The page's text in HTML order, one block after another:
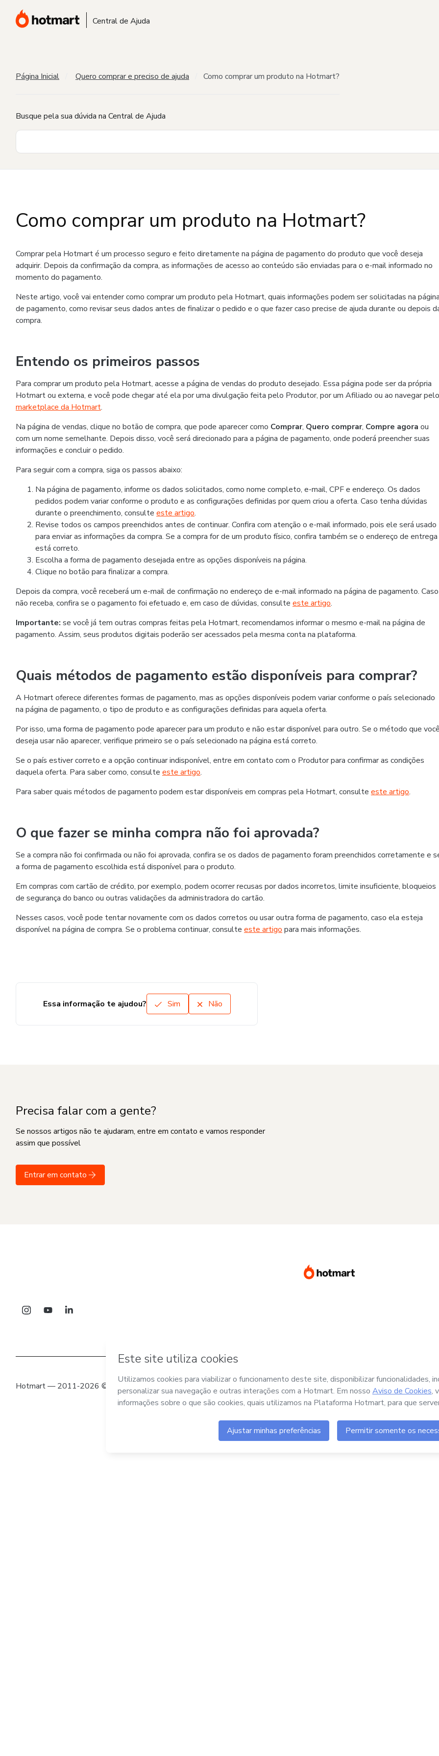
Central de Ajuda
Página Inicial Quero comprar e preciso de ajuda Como comprar um produto na Hotmart?
Busque pela sua dúvida na Central de Ajuda
Como comprar um produto na Hotmart?
Comprar pela Hotmart é um processo seguro e feito diretamente na página de pagamento do produto que você deseja
adquirir. Depois da confirmação da compra, as informações de acesso ao conteúdo são enviadas para o e-mail informado no
momento do pagamento.
Neste artigo, você vai entender como comprar um produto pela Hotmart, quais informações podem ser solicitadas na
de pagamento, como revisar seus dados antes de finalizar o pedido e o que fazer caso precise de ajuda durante ou depois
compra.
Entendo os primeiros passos
Para comprar um produto pela Hotmart, acesse a página de vendas do produto desejado. Essa página pode ser da própria
Hotmart ou externa, e você pode chegar até ela por uma divulgação feita pelo Produtor, por um Afiliado ou ao navegar pelo
marketplace da Hotmart.
Na página de vendas, clique no botão de compra, que pode aparecer como Comprar, Quero comprar, Compre agora ou
com um nome semelhante. Depois disso, você será direcionado para a página de pagamento, onde poderá preencher suas
informações e concluir o pedido.
Para seguir com a compra, siga os passos abaixo:
Na página de pagamento, informe os dados solicitados, como nome completo, e-mail, CPF e endereço. Os dados
pedidos podem variar conforme o produto e as configurações definidas por quem criou a oferta. Caso tenha dúvidas
durante o preenchimento, consulte este artigo.
Revise todos os campos preenchidos antes de continuar. Confira com atenção o e-mail informado, pois ele será usado
para enviar as informações da compra. Se a compra for de um produto físico, confira também se o endereço de entrega
está correto.
Escolha a forma de pagamento desejada entre as opções disponíveis na página.
Clique no botão para finalizar a compra.
Depois da compra, você receberá um e-mail de confirmação no endereço de e-mail informado na página de pagamento. Caso
não receba, confira se o pagamento foi efetuado e, em caso de dúvidas, consulte este artigo.
Importante: se você já tem outras compras feitas pela Hotmart, recomendamos informar o mesmo e-mail na página de
pagamento. Assim, seus produtos digitais poderão ser acessados pela mesma conta na plataforma.
Quais métodos de pagamento estão disponíveis para comprar?
A Hotmart oferece diferentes formas de pagamento, mas as opções disponíveis podem variar conforme o país selecionado
na página de pagamento, o tipo de produto e as configurações definidas para aquela oferta.
Por isso, uma forma de pagamento pode aparecer para um produto e não estar disponível para outro. Se o método que
deseja usar não aparecer, verifique primeiro se o país selecionado na página está correto.
Se o país estiver correto e a opção continuar indisponível, entre em contato com o Produtor para confirmar as condições
daquela oferta. Para saber como, consulte este artigo.
Para saber quais métodos de pagamento podem estar disponíveis em compras pela Hotmart, consulte este artigo.
O que fazer se minha compra não foi aprovada?
Se a compra não foi confirmada ou não foi aprovada, confira se os dados de pagamento foram preenchidos corretamente e
a forma de pagamento escolhida está disponível para o produto.
Em compras com cartão de crédito, por exemplo, podem ocorrer recusas por dados incorretos, limite insuficiente, bloqueios
de segurança do banco ou outras validações da administradora do cartão.
Nesses casos, você pode tentar novamente com os dados corretos ou usar outra forma de pagamento, caso ela esteja
disponível na página de compra. Se o problema continuar, consulte este artigo para mais informações.
Essa informação te ajudou? Sim Não
Precisa falar com a gente?
Se nossos artigos não te ajudaram, entre em contato e vamos responder
assim que possível
Entrar em contato
Hotmart — 2011-2026 © Todos os direitos reservados